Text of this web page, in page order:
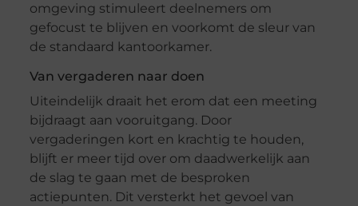
omgeving stimuleert deelnemers om
gefocust te blijven en voorkomt de sleur van
de standaard kantoorkamer.
Van vergaderen naar doen
Uiteindelijk draait het erom dat een meeting
bijdraagt aan vooruitgang. Door
vergaderingen kort en krachtig te houden,
blijft er meer tijd over om daadwerkelijk aan
de slag te gaan met de besproken
actiepunten. Dit versterkt het gevoel van